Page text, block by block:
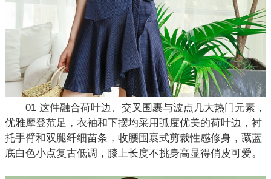
01 这件融合荷叶边、交叉围裹与波点几大热门元素，
优雅摩登范足，衣袖和下摆均采用弧度优美的荷叶边，衬
托手臂和双腿纤细苗条，收腰围裹式剪裁性感修身，藏蓝
底白色小点复古低调，膝上长度不挑身高显得俏皮可爱。